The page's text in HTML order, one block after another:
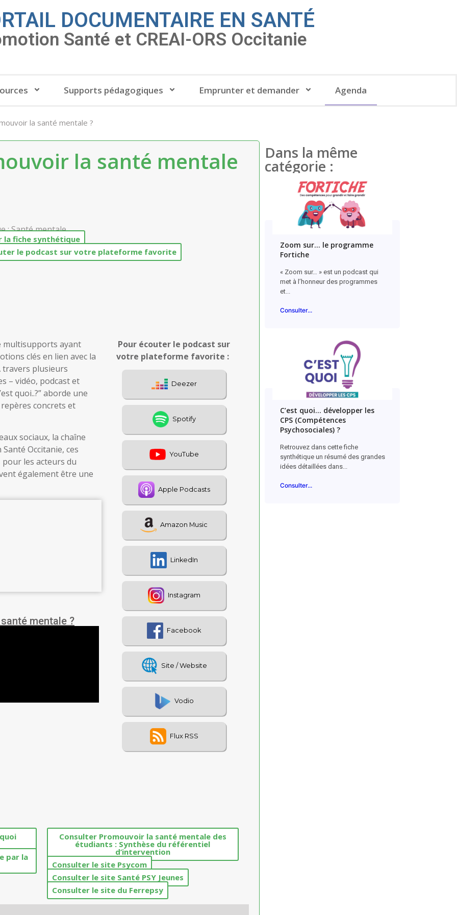
DOCUMENTAIRE EN SANTÉ
Santé et CREAI-ORS Occitanie
Supports pédagogiques Emprunter et demander Agenda
la santé mentale ?
la santé mentale
: Santé mentale
la fiche synthétique
le podcast sur votre plateforme favorite
multisupports ayant
clés en lien avec la
travers plusieurs
– vidéo, podcast et
quoi..?” aborde une
concrets et
sociaux, la chaîne
Occitanie, ces
les acteurs du
également être une
mentale ?
Pour écouter le podcast sur
votre plateforme favorite :
par la
Consulter Promouvoir la santé mentale des
étudiants : Synthèse du référentiel
d’intervention
Consulter le site Psycom
Consulter le site Santé PSY Jeunes
Consulter le site du Ferrepsy
Dans la même
catégorie :
Zoom sur… le programme
Fortiche
« Zoom sur… » est un podcast qui
met à l’honneur des programmes
et...
Consulter...
C’est quoi… développer les
CPS (Compétences
Psychosociales) ?
Retrouvez dans cette fiche
synthétique un résumé des grandes
idées détaillées dans...
Consulter...